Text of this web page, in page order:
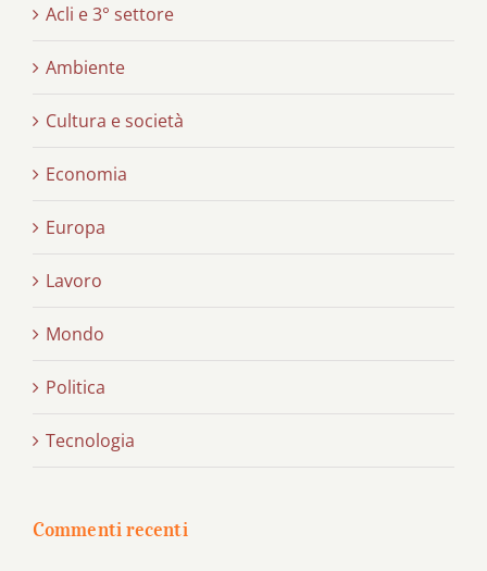
Acli e 3° settore
Ambiente
Cultura e società
Economia
Europa
Lavoro
Mondo
Politica
Tecnologia
Commenti recenti